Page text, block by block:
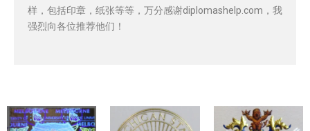
样，包括印章，纸张等等，万分感谢diplomashelp.com，我
强烈向各位推荐他们！